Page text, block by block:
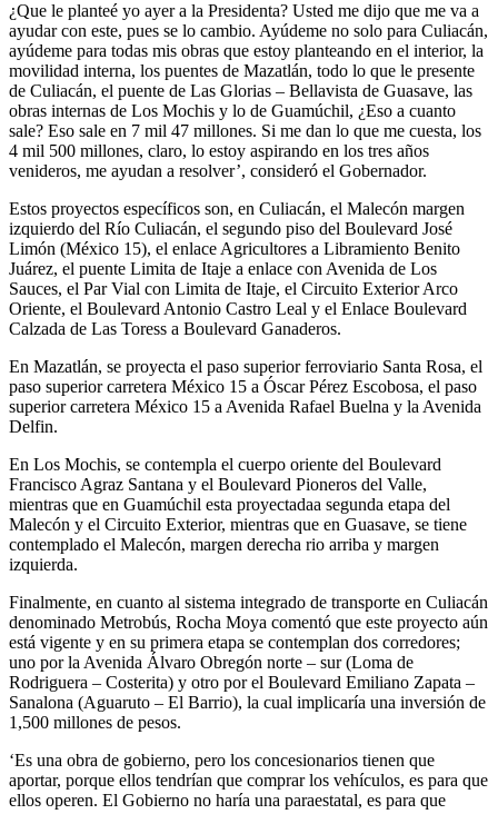
¿Que le planteé yo ayer a la Presidenta? Usted me dijo que me va a
ayudar con este, pues se lo cambio. Ayúdeme no solo para Culiacán,
ayúdeme para todas mis obras que estoy planteando en el interior, la
movilidad interna, los puentes de Mazatlán, todo lo que le presente
de Culiacán, el puente de Las Glorias – Bellavista de Guasave, las
obras internas de Los Mochis y lo de Guamúchil, ¿Eso a cuanto
sale? Eso sale en 7 mil 47 millones. Si me dan lo que me cuesta, los
4 mil 500 millones, claro, lo estoy aspirando en los tres años
venideros, me ayudan a resolver’, consideró el Gobernador.
Estos proyectos específicos son, en Culiacán, el Malecón margen
izquierdo del Río Culiacán, el segundo piso del Boulevard José
Limón (México 15), el enlace Agricultores a Libramiento Benito
Juárez, el puente Limita de Itaje a enlace con Avenida de Los
Sauces, el Par Vial con Limita de Itaje, el Circuito Exterior Arco
Oriente, el Boulevard Antonio Castro Leal y el Enlace Boulevard
Calzada de Las Toress a Boulevard Ganaderos.
En Mazatlán, se proyecta el paso superior ferroviario Santa Rosa, el
paso superior carretera México 15 a Óscar Pérez Escobosa, el paso
superior carretera México 15 a Avenida Rafael Buelna y la Avenida
Delfin.
En Los Mochis, se contempla el cuerpo oriente del Boulevard
Francisco Agraz Santana y el Boulevard Pioneros del Valle,
mientras que en Guamúchil esta proyectadaa segunda etapa del
Malecón y el Circuito Exterior, mientras que en Guasave, se tiene
contemplado el Malecón, margen derecha rio arriba y margen
izquierda.
Finalmente, en cuanto al sistema integrado de transporte en Culiacán
denominado Metrobús, Rocha Moya comentó que este proyecto aún
está vigente y en su primera etapa se contemplan dos corredores;
uno por la Avenida Álvaro Obregón norte – sur (Loma de
Rodriguera – Costerita) y otro por el Boulevard Emiliano Zapata –
Sanalona (Aguaruto – El Barrio), la cual implicaría una inversión de
1,500 millones de pesos.
‘Es una obra de gobierno, pero los concesionarios tienen que
aportar, porque ellos tendrían que comprar los vehículos, es para que
ellos operen. El Gobierno no haría una paraestatal, es para que